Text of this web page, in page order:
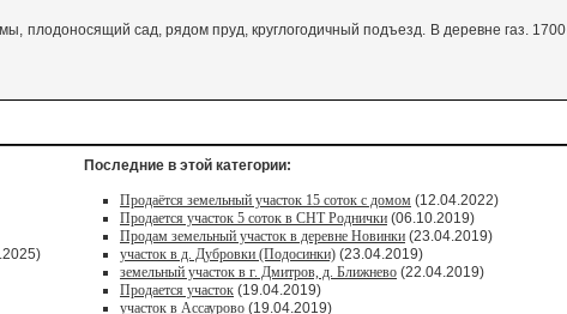
плодоносящий сад, рядом пруд, круглогодичный подъезд. В деревне газ. 1700
Последние в этой категории:
Продаётся земельный участок 15 соток с домом (12.04.2022)
Продается участок 5 соток в СНТ Роднички (06.10.2019)
Продам земельный участок в деревне Новинки (23.04.2019)
участок в д. Дубровки (Подосинки) (23.04.2019)
земельный участок в г. Дмитров, д. Ближнево (22.04.2019)
Продается участок (19.04.2019)
участок в Ассаурово (19.04.2019)